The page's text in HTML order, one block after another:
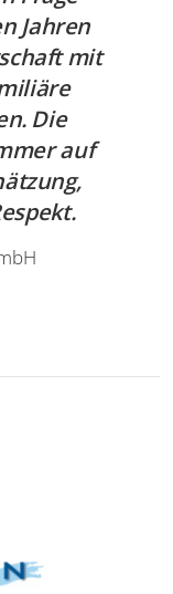
Jahren
mit
Die
auf